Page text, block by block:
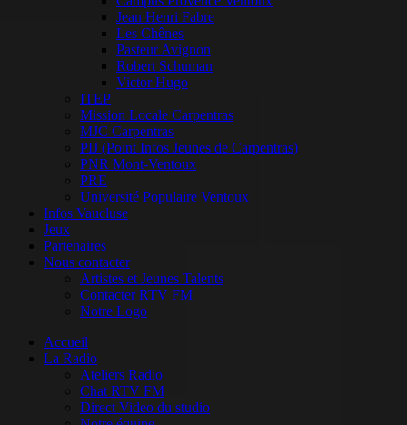
Jean Henri Fabre
Les Chênes
Pasteur Avignon
Robert Schuman
Victor Hugo
ITEP
Mission Locale Carpentras
MJC Carpentras
PIJ (Point Infos Jeunes de Carpentras)
PNR Mont-Ventoux
PRE
Université Populaire Ventoux
Infos Vaucluse
Jeux
Partenaires
Nous contacter
Artistes et Jeunes Talents
Contacter RTV FM
Notre Logo
Accueil
La Radio
Ateliers Radio
Chat RTV FM
Direct Video du studio